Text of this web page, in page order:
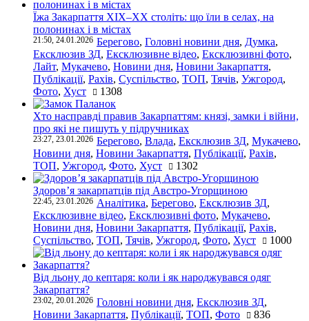
Їжа Закарпаття ХІХ–ХХ століть: що їли в селах, на
полонинах і в містах
21:50, 24.01.2026 Берегово, Головні новини дня, Думка,
Ексклюзив ЗД, Ексклюзивне відео, Ексклюзивні фото,
Лайт, Мукачево, Новини дня, Новини Закарпаття,
Публікації, Рахів, Суспільство, ТОП, Тячів, Ужгород,
Фото, Хуст 1308
Хто насправді правив Закарпаттям: князі, замки і війни,
про які не пишуть у підручниках
23:27, 23.01.2026 Берегово, Влада, Ексклюзив ЗД, Мукачево,
Новини дня, Новини Закарпаття, Публікації, Рахів,
ТОП, Ужгород, Фото, Хуст 1302
Здоров’я закарпатців під Австро-Угорщиною
22:45, 23.01.2026 Аналітика, Берегово, Ексклюзив ЗД,
Ексклюзивне відео, Ексклюзивні фото, Мукачево,
Новини дня, Новини Закарпаття, Публікації, Рахів,
Суспільство, ТОП, Тячів, Ужгород, Фото, Хуст 1000
Від льону до кептаря: коли і як народжувався одяг
Закарпаття?
23:02, 20.01.2026 Головні новини дня, Ексклюзив ЗД,
Новини Закарпаття, Публікації, ТОП, Фото 836